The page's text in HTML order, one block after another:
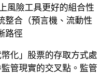
風險工具更好的組合性
整合（預言機、流動性
路徑
化」股票的存取方式處
管現實的交叉點。監管